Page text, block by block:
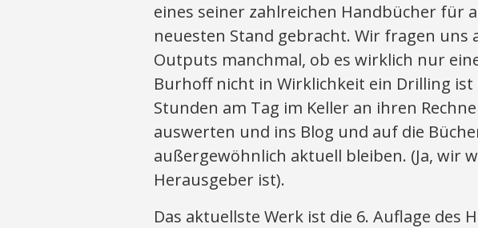
eines seiner zahlreichen Handbücher für
neuesten Stand gebracht. Wir fragen uns
Outputs manchmal, ob es wirklich nur
Burhoff nicht in Wirklichkeit ein Drilling
Stunden am Tag im Keller an ihren
auswerten und ins Blog und auf die
außergewöhnlich aktuell bleiben. (Ja, wir
Herausgeber ist).
Das aktuellste Werk ist die 6. Auflage des